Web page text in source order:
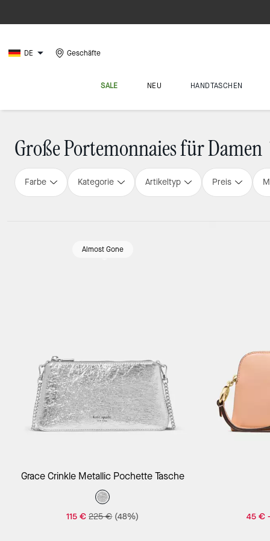
DE Geschäfte
SALE NEU HANDTASCHEN
Große Portemonnaies für Damen
Farbe Kategorie Artikeltyp Preis
Almost Gone
In Den Warenkorb
Grace Crinkle Metallic Pochette Tasche
115 € 225 € (48%) 45 €-